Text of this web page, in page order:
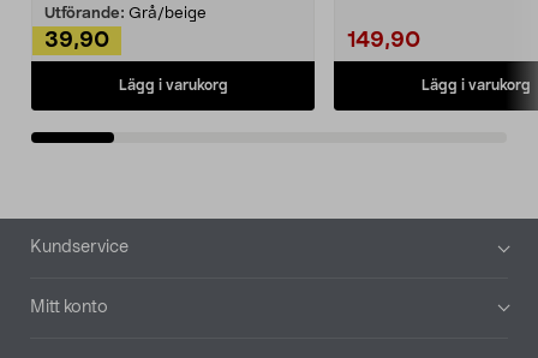
Utförande: Grå/beige
39,90
Lägg i varukorg
149,90
Lägg i varukorg
Sidfot
Kundservice
Mitt konto